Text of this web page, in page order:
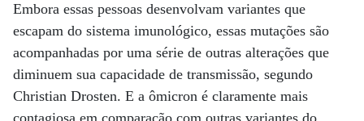
Embora essas pessoas desenvolvam variantes que
escapam do sistema imunológico, essas mutações são
acompanhadas por uma série de outras alterações que
diminuem sua capacidade de transmissão, segundo
Christian Drosten. E a ômicron é claramente mais
contagiosa em comparação com outras variantes do